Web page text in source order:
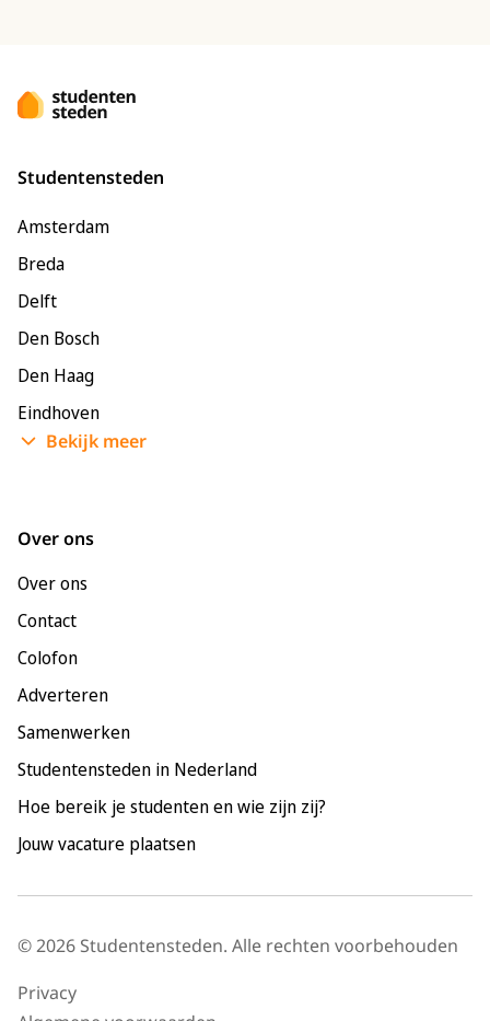
Studentensteden
Amsterdam
Breda
Delft
Den Bosch
Den Haag
Eindhoven
Enschede
Maastricht
Nijmegen
Rotterdam
Tilburg
Utrecht
Bekijk meer
Over ons
Over ons
Contact
Colofon
Adverteren
Samenwerken
Studentensteden in Nederland
Hoe bereik je studenten en wie zijn zij?
Jouw vacature plaatsen
© 2026 Studentensteden. Alle rechten voorbehouden
Privacy